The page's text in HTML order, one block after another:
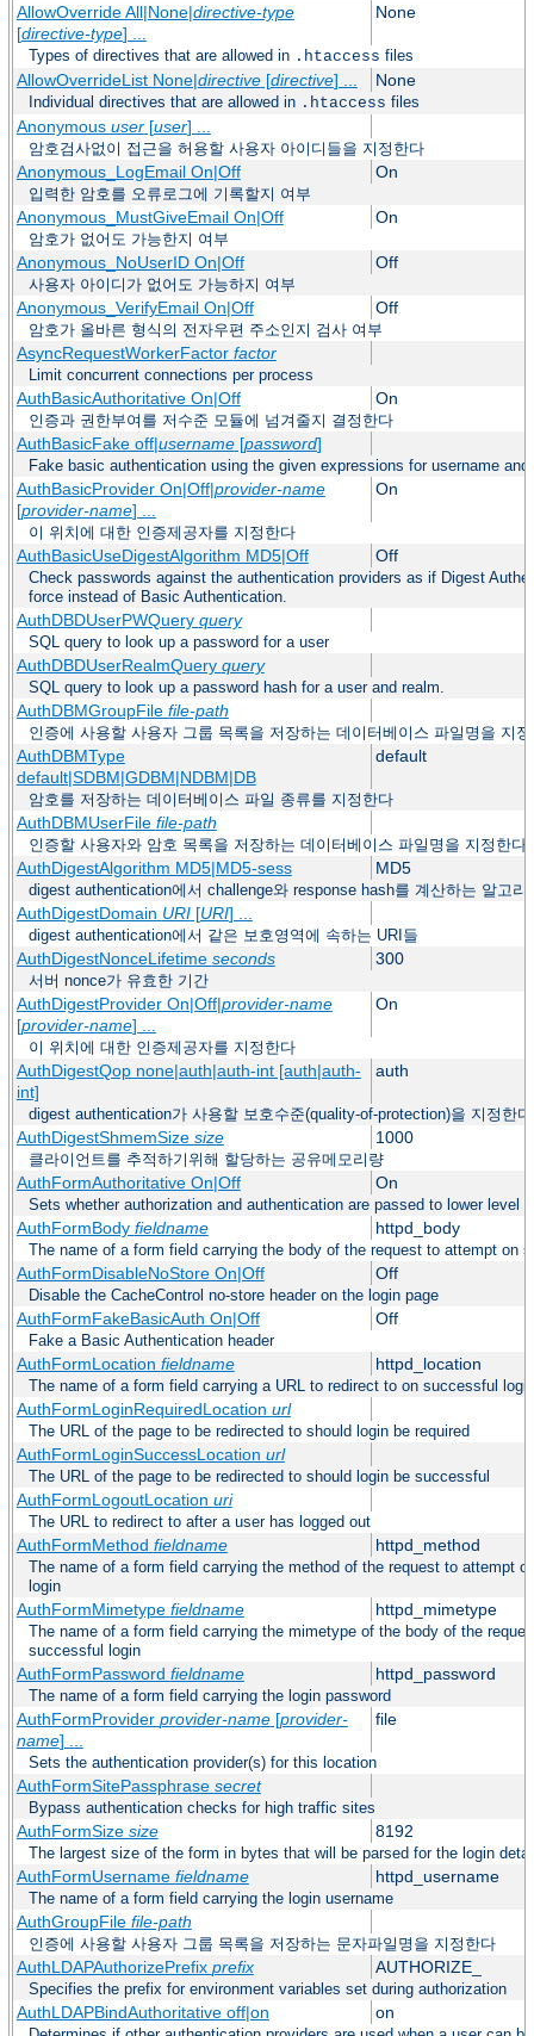
AllowOverride All|None|directive-type
[directive-type] ...
None
Types of directives that are allowed in .htaccess files
AllowOverrideList None|directive[directive] ... None
Individual directives that are allowed in .htaccess files
Anonymous user[user] ...
암호검사없이 접근을 허용할 사용자 아이디들을 지정한다
Anonymous_LogEmail On|Off On
입력한 암호를 오류로그에 기록할지 여부
Anonymous_MustGiveEmail On|Off On
암호가 없어도 가능한지 여부
Anonymous_NoUserID On|Off Off
사용자 아이디가 없어도 가능하지 여부
Anonymous_VerifyEmail On|Off Off
암호가 올바른 형식의 전자우편 주소인지 검사 여부
AsyncRequestWorkerFactor factor
Limit concurrent connections per process
AuthBasicAuthoritative On|Off On
인증과 권한부여를 저수준 모듈에 넘겨줄지 결정한다
AuthBasicFake off|username[password]
Fake basic authentication using the given expressions for username and
AuthBasicProvider On|Off|provider-name
[provider-name] ...
On
이 위치에 대한 인증제공자를 지정한다
AuthBasicUseDigestAlgorithm MD5|Off Off
Check passwords against the authentication providers as if Digest
force instead of Basic Authentication.
AuthDBDUserPWQuery query
SQL query to look up a password for a user
AuthDBDUserRealmQuery query
SQL query to look up a password hash for a user and realm.
AuthDBMGroupFile file-path
인증에 사용할 사용자 그룹 목록을 저장하는 데이터베이스 파일명을 지
AuthDBMType
default|SDBM|GDBM|NDBM|DB
default
암호를 저장하는 데이터베이스 파일 종류를 지정한다
AuthDBMUserFile file-path
인증할 사용자와 암호 목록을 저장하는 데이터베이스 파일명을 지정한다
AuthDigestAlgorithm MD5|MD5-sess MD5
digest authentication에서 challenge와 response hash를 계산하는 알고리
AuthDigestDomain URI[URI] ...
digest authentication에서 같은 보호영역에 속하는 URI들
AuthDigestNonceLifetime seconds 300
서버 nonce가 유효한 기간
AuthDigestProvider On|Off|provider-name
[provider-name] ...
On
이 위치에 대한 인증제공자를 지정한다
AuthDigestQop none|auth|auth-int [auth|auth-
int]
auth
digest authentication가 사용할 보호수준(quality-of-protection)을 지정한
AuthDigestShmemSize size 1000
클라이언트를 추적하기위해 할당하는 공유메모리량
AuthFormAuthoritative On|Off On
Sets whether authorization and authentication are passed to lower level
AuthFormBody fieldname httpd_body
The name of a form field carrying the body of the request to attempt on
AuthFormDisableNoStore On|Off Off
Disable the CacheControl no-store header on the login page
AuthFormFakeBasicAuth On|Off Off
Fake a Basic Authentication header
AuthFormLocation fieldname httpd_location
The name of a form field carrying a URL to redirect to on successful login
AuthFormLoginRequiredLocation url
The URL of the page to be redirected to should login be required
AuthFormLoginSuccessLocation url
The URL of the page to be redirected to should login be successful
AuthFormLogoutLocation uri
The URL to redirect to after a user has logged out
AuthFormMethod fieldname httpd_method
The name of a form field carrying the method of the request to attempt
login
AuthFormMimetype fieldname httpd_mimetype
The name of a form field carrying the mimetype of the body of the
successful login
AuthFormPassword fieldname httpd_password
The name of a form field carrying the login password
AuthFormProvider provider-name[provider-
name] ...
file
Sets the authentication provider(s) for this location
AuthFormSitePassphrase secret
Bypass authentication checks for high traffic sites
AuthFormSize size 8192
The largest size of the form in bytes that will be parsed for the login
AuthFormUsername fieldname httpd_username
The name of a form field carrying the login username
AuthGroupFile file-path
인증에 사용할 사용자 그룹 목록을 저장하는 문자파일명을 지정한다
AuthLDAPAuthorizePrefix prefix AUTHORIZE_
Specifies the prefix for environment variables set during authorization
AuthLDAPBindAuthoritative off|on on